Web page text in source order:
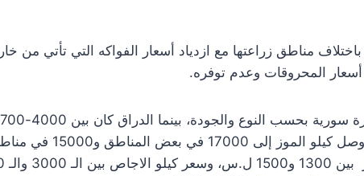
باختلاف مناطق زراعتها مع ازدياد أسعار الفواكه التي تأتي من
أسعار المحروقات وعدم توفره.
فكان سعر كيلو التفاح بين 1300-2000 ليرة سورية بحسب النوع
ل.س، والليمون 2000-3000 ل.س، بينما وصل كيلو الموز إلى 17000 في بعض
أُخرى